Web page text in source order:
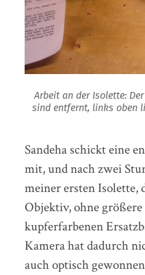
Arbeit an der Isolette:
sind entfernt, links oben
Sandeha schickt eine
mit, und nach zwei
meiner ersten Isolette,
Objektiv, ohne
kupferfarbenen
Kamera hat dadurch
auch optisch